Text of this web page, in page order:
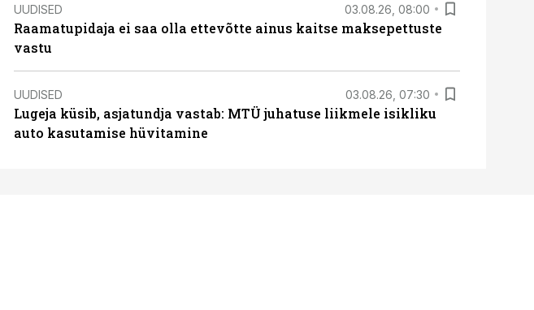
UUDISED 03.08.26, 08:00
Raamatupidaja ei saa olla ettevõtte ainus kaitse maksepettuste
vastu
UUDISED 03.08.26, 07:30
Lugeja küsib, asjatundja vastab: MTÜ juhatuse liikmele isikliku
auto kasutamise hüvitamine